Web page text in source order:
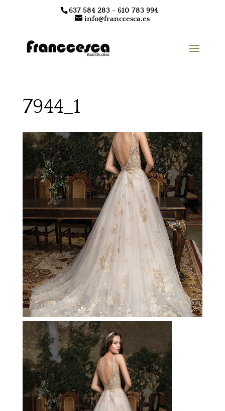
637 584 283 - 610 783 994
info@franccesca.es
7944_1